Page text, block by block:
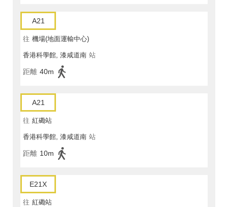
A21
往 機場(地面運輸中心)
香港科學館, 漆咸道南 站
距離 40m
A21
往 紅磡站
香港科學館, 漆咸道南 站
距離 10m
E21X
往 紅磡站